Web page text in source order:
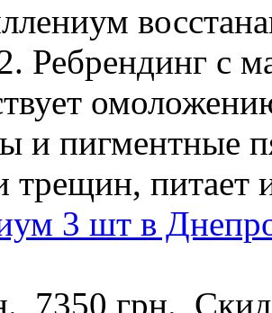
Ребрендинг с
пигментные
трещин, питает
3 шт в
7350 грн.